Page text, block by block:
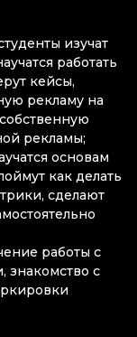
изучат
работать
кейсы,
рекламу на
рекламы;
основам
как делать
сделают
работы с
знакомство с